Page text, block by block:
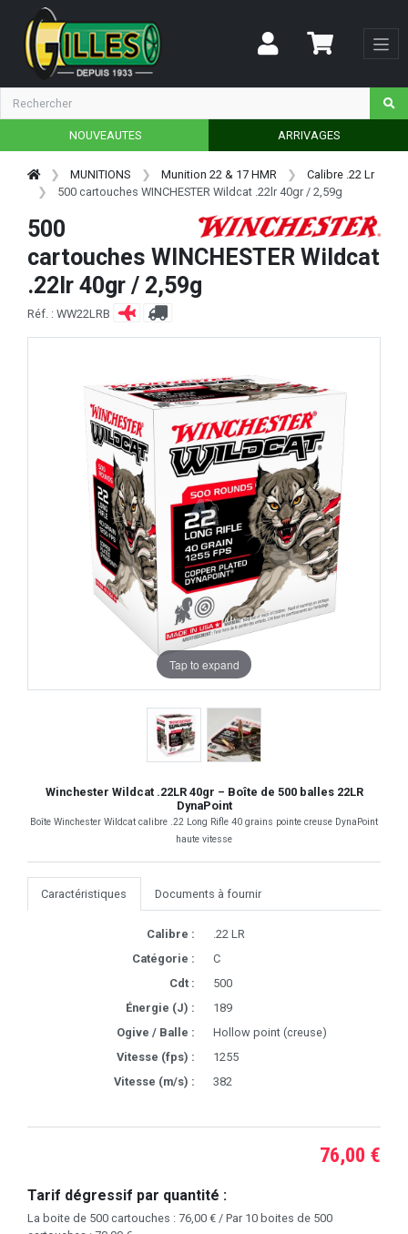
NOUVEAUTES ARRIVAGES
MUNITIONS Munition 22 & 17 HMR
Calibre .22 Lr
500 cartouches WINCHESTER Wildcat .22lr 40gr / 2,59g
500
cartouches WINCHESTER Wildcat
.22lr 40gr / 2,59g
Réf. : WW22LRB
Tap to expand
Winchester Wildcat .22LR 40gr – Boîte de 500 balles 22LR
DynaPoint
Boîte Winchester Wildcat calibre .22 Long Rifle 40 grains pointe creuse DynaPoint
haute vitesse
Caractéristiques Documents à fournir
Calibre :
.22 LR
Catégorie :
C
Cdt :
500
Énergie (J) :
189
Ogive / Balle :
Hollow point (creuse)
Vitesse (fps) :
1255
Vitesse (m/s) :
382
76,00 €
Tarif dégressif par quantité :
La boite de 500 cartouches : 76,00 € / Par 10 boites de 500